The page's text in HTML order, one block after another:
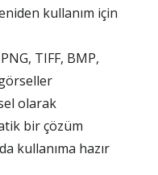
kullanım için
TIFF, BMP,
görseller
olarak
bir çözüm
kullanıma hazır